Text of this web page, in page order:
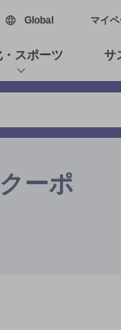
Global新しいウィンド
マイ
スポーツ サ
ーポ